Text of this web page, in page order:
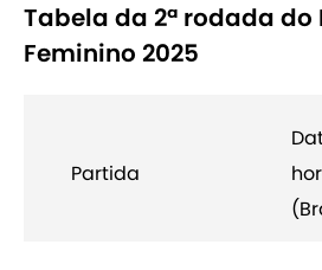
Tabela da 2ª rodada do
Feminino 2025
Partida